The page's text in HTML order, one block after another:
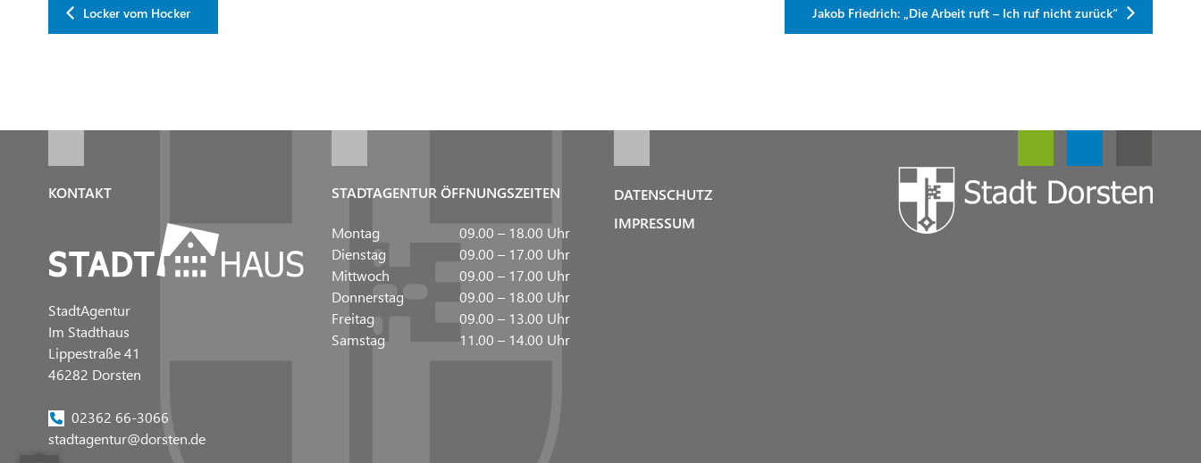
Locker vom Hocker Jakob Friedrich: „Die Arbeit ruft – Ich ruf nicht zurück“
KONTAKT
StadtAgentur
Im Stadthaus
Lippestraße 41
46282 Dorsten
02362 66-3066
stadtagentur@dorsten.de
STADTAGENTUR ÖFFNUNGSZEITEN
Montag
09.00 – 18.00 Uhr
Dienstag
09.00 – 17.00 Uhr
Mittwoch
09.00 – 17.00 Uhr
Donnerstag
09.00 – 18.00 Uhr
Freitag
09.00 – 13.00 Uhr
Samstag
11.00 – 14.00 Uhr
DATENSCHUTZ
IMPRESSUM